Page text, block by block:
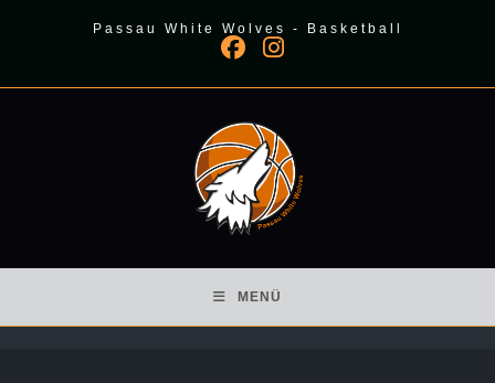
Passau White Wolves - Basketball
MENÜ